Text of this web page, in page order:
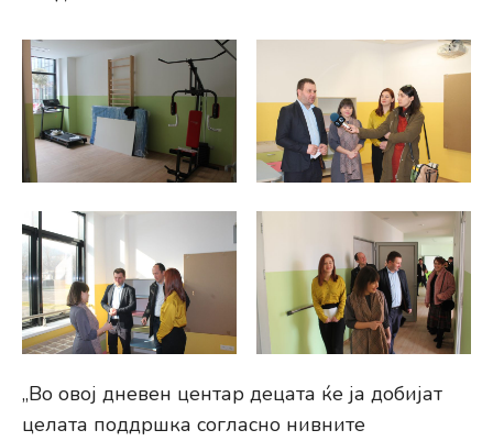
„Во овој дневен центар децата ќе ја добијат
целата поддршка согласно нивните